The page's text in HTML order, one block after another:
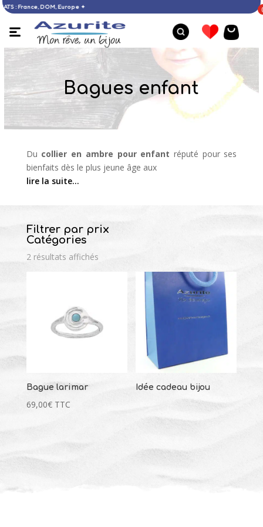
: France, DOM, Europe ✦
Bagues enfant
Du collier en ambre pour enfant réputé pour ses
bienfaits dès le plus jeune âge aux
lire la suite…
Filtrer par prix
Catégories
2 résultats affichés
Bague larimar
69,00€ TTC
Idée cadeau bijou
Bague perle de Tahiti - 58
AJOUTER